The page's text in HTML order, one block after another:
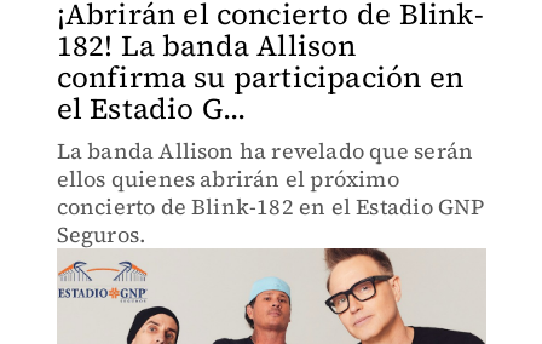
¡Abrirán el concierto de Blink-
182! La banda Allison
confirma su participación en
el Estadio G...
La banda Allison ha revelado que serán
ellos quienes abrirán el próximo
concierto de Blink-182 en el Estadio GNP
Seguros.